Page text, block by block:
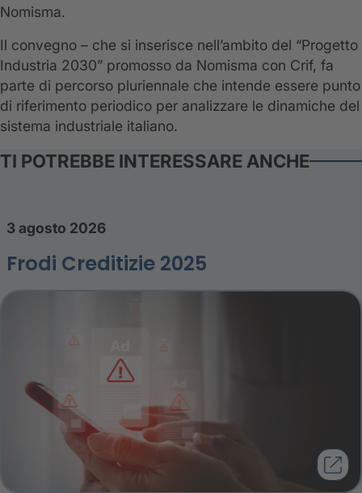
Nomisma.
Il convegno – che si inserisce nell’ambito del “Progetto
Industria 2030” promosso da Nomisma con Crif, fa
parte di percorso pluriennale che intende essere punto
di riferimento periodico per analizzare le dinamiche del
sistema industriale italiano.
TI POTREBBE INTERESSARE ANCHE
3 agosto 2026
Frodi Creditizie 2025